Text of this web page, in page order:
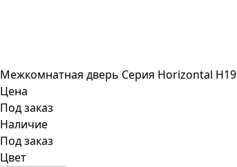
Межкомнатная дверь Серия Horizontal H19
Цена
Под заказ
Наличие
Под заказ
Цвет